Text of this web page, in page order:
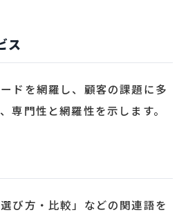
ス
ドを網羅し、顧客の課題に多
専門性と網羅性を示します。
び方・比較」などの関連語を